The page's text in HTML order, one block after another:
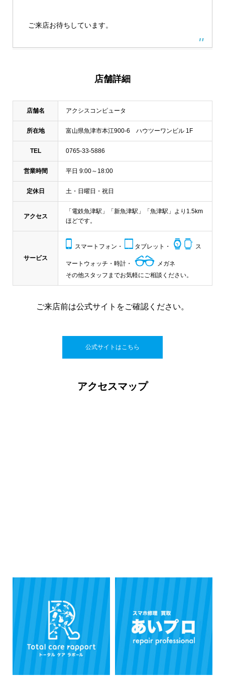
ご来店お待ちしています。
店舗詳細
店舗名 アクシスコンピュータ
所在地 富山県魚津市本江900-6 ハウツーワンビル 1F
TEL 0765-33-5886
営業時間 平日 9:00～18:00
定休日 土・日曜日・祝日
アクセス
「電鉄魚津駅」「新魚津駅」「魚津駅」より1.5km
ほどです。
サービス
スマートフォン・ タブレット・ ス
マートウォッチ・時計・
メガネ
その他スタッフまでお気軽にご相談ください。
ご来店前は公式サイトをご確認ください。
公式サイトはこちら
アクセスマップ